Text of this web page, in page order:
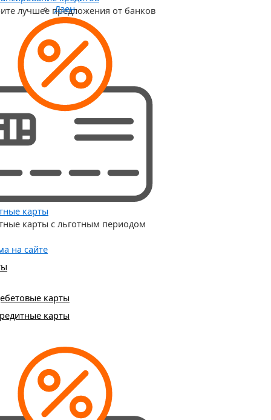
лучшее предложения от банков
карты
карты с льготным периодом
на сайте
карты
карты
Дзен